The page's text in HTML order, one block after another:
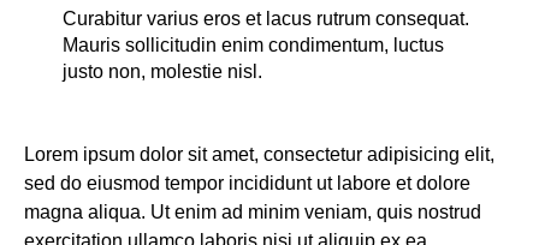
Curabitur varius eros et lacus rutrum consequat.
Mauris sollicitudin enim condimentum, luctus
justo non, molestie nisl.
Lorem ipsum dolor sit amet, consectetur adipisicing elit,
sed do eiusmod tempor incididunt ut labore et dolore
magna aliqua. Ut enim ad minim veniam, quis nostrud